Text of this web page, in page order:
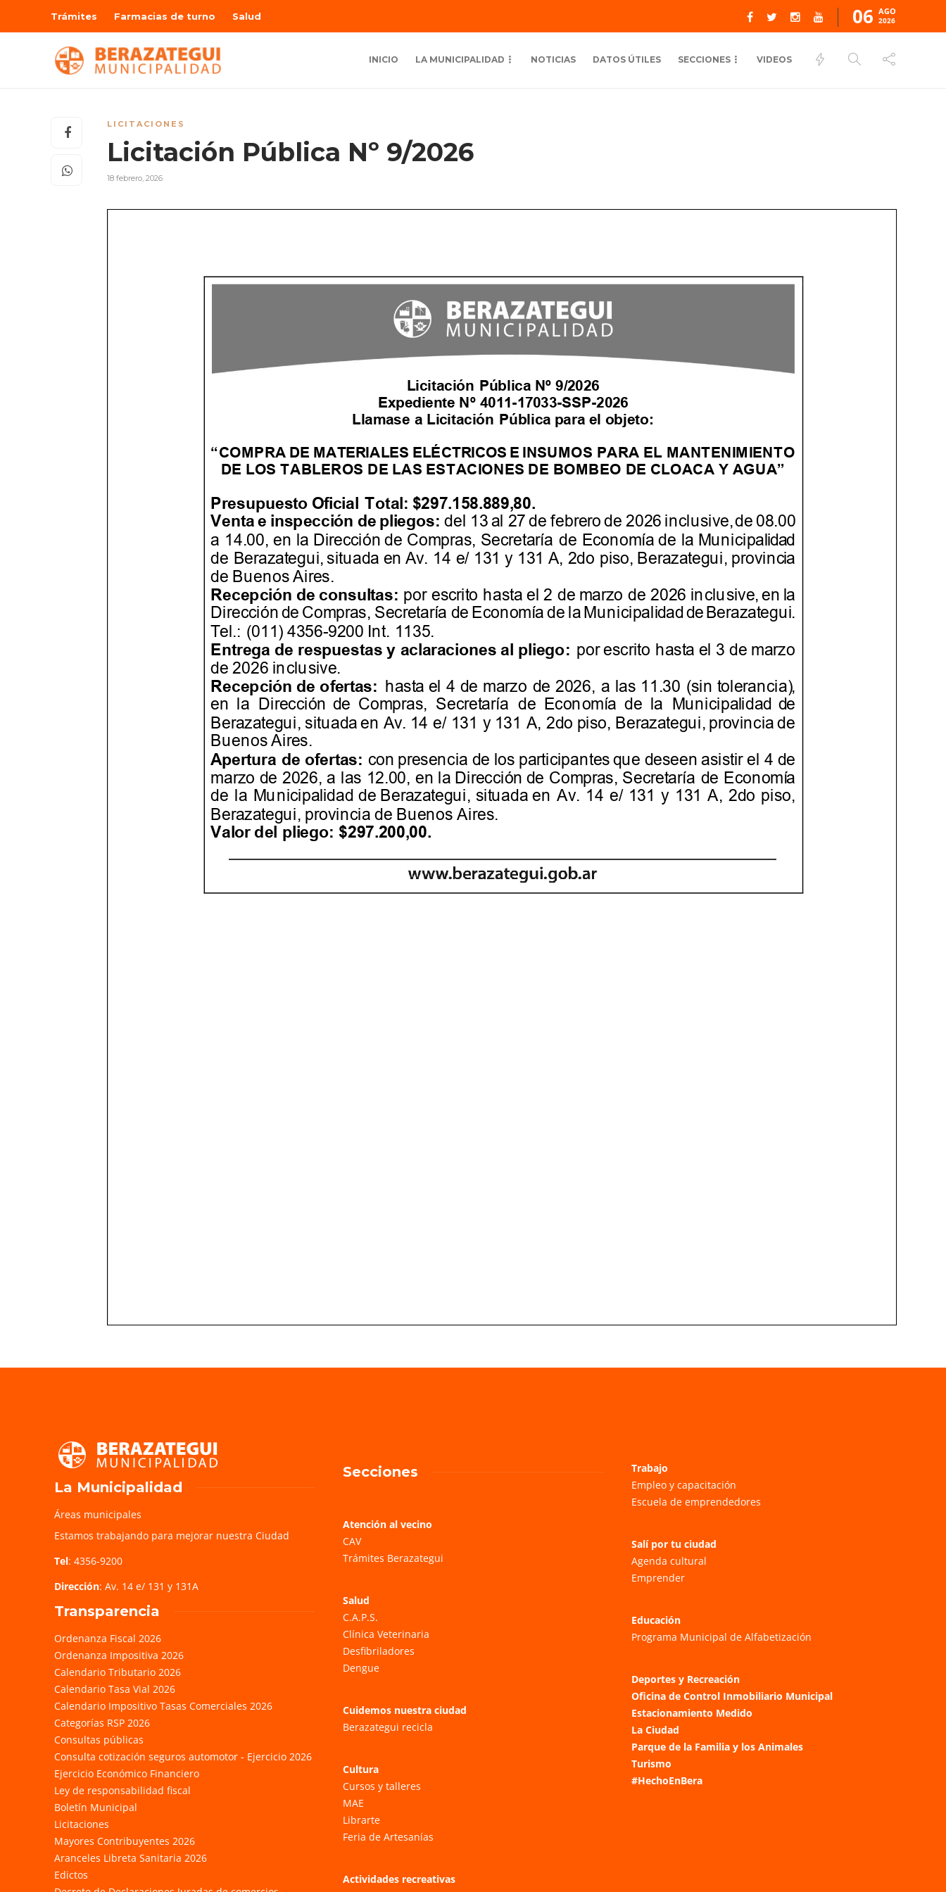
Trámites Farmacias de turno Salud 06 AGO
2026
INICIO LA MUNICIPALIDAD NOTICIAS DATOS ÚTILES SECCIONES VIDEOS
LICITACIONES
Licitación Pública Nº 9/2026
18 febrero, 2026
La Municipalidad
Áreas municipales
Estamos trabajando para mejorar nuestra Ciudad
Tel: 4356-9200
Dirección: Av. 14 e/ 131 y 131A
Transparencia
Ordenanza Fiscal 2026
Ordenanza Impositiva 2026
Calendario Tributario 2026
Calendario Tasa Vial 2026
Calendario Impositivo Tasas Comerciales 2026
Categorías RSP 2026
Consultas públicas
Consulta cotización seguros automotor - Ejercicio 2026
Ejercicio Económico Financiero
Ley de responsabilidad fiscal
Boletín Municipal
Licitaciones
Mayores Contribuyentes 2026
Aranceles Libreta Sanitaria 2026
Edictos
Secciones
Atención al vecino
CAV
Trámites Berazategui
Salud
C.A.P.S.
Clínica Veterinaria
Desfibriladores
Dengue
Cuidemos nuestra ciudad
Berazategui recicla
Cultura
Cursos y talleres
MAE
Librarte
Feria de Artesanías
Actividades recreativas
Trabajo
Empleo y capacitación
Escuela de emprendedores
Salí por tu ciudad
Agenda cultural
Emprender
Educación
Programa Municipal de Alfabetización
Deportes y Recreación
Oficina de Control Inmobiliario Municipal
Estacionamiento Medido
La Ciudad
Parque de la Familia y los Animales
Turismo
#HechoEnBera